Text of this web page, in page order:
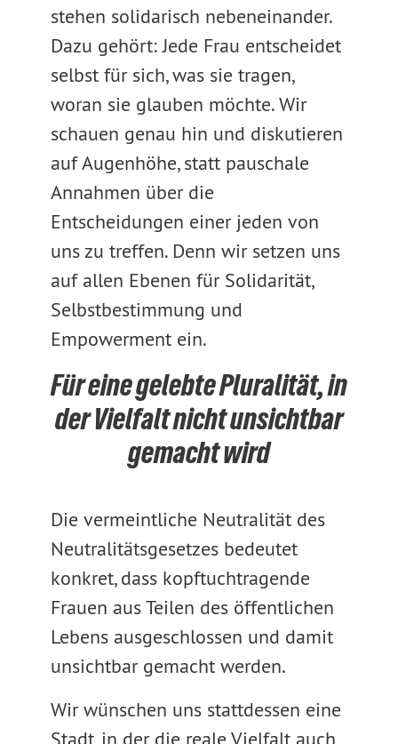
stehen solidarisch nebeneinander.
Dazu gehört: Jede Frau entscheidet
selbst für sich, was sie tragen,
woran sie glauben möchte. Wir
schauen genau hin und diskutieren
auf Augenhöhe, statt pauschale
Annahmen über die
Entscheidungen einer jeden von
uns zu treffen. Denn wir setzen uns
auf allen Ebenen für Solidarität,
Selbstbestimmung und
Empowerment ein.
Für eine gelebte Pluralität, in
der Vielfalt nicht unsichtbar
gemacht wird
Die vermeintliche Neutralität des
Neutralitätsgesetzes bedeutet
konkret, dass kopftuchtragende
Frauen aus Teilen des öffentlichen
Lebens ausgeschlossen und damit
unsichtbar gemacht werden.
Wir wünschen uns stattdessen eine
Stadt, in der die reale Vielfalt auch